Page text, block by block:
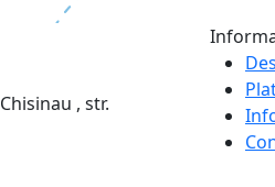
, str.